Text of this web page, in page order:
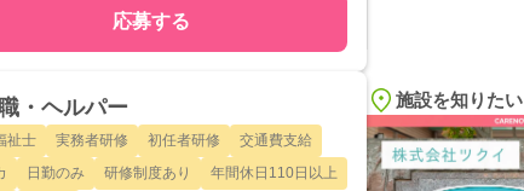
応募する
・ヘルパー
祉士 実務者研修 初任者研修
交通費支給
日勤のみ 研修制度あり
年間休日110日以上
施設を知りたい